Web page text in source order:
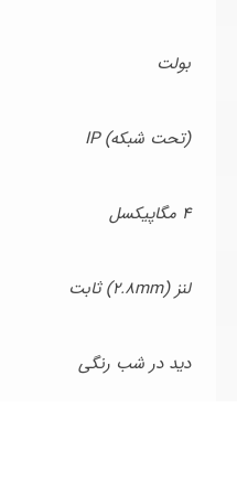
بولت
(تحت شبکه) IP
4 مگاپیکسل
لنز (2.8mm) ثابت
دید در شب رنگی